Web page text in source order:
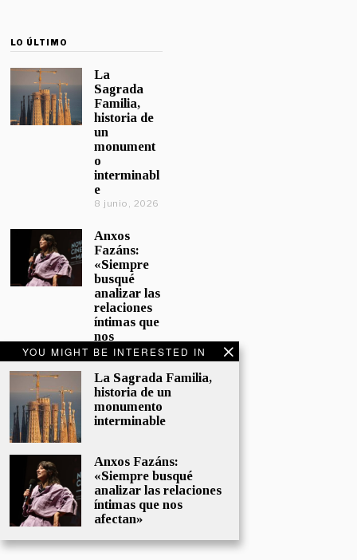
YOU MIGHT BE INTERESTED IN
La Sagrada Familia,
historia de un
monumento
interminable
Anxos Fazáns:
«Siempre busqué
analizar las relaciones
íntimas que nos
afectan»
LO ÚLTIMO
La
Sagrada
Familia,
historia de
un
monument
o
interminabl
e
8 junio, 2026
Anxos
Fazáns:
«Siempre
busqué
analizar las
relaciones
íntimas que
nos
afectan»
5 junio, 2026
El hijo de la
cómica, el
homenaje
Sacristán a
Fernán
Gómez
28 mayo,
2026